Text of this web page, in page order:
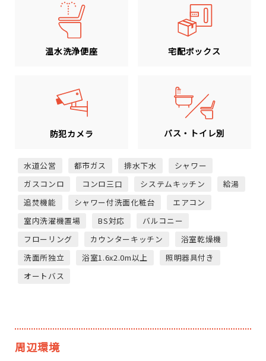
温水洗浄便座 宅配ボックス
防犯カメラ バス・トイレ別
水道公営 都市ガス 排水下水
シャワー
ガスコンロ
コンロ三口 システムキッチン
給湯
追焚機能
シャワー付洗面化粧台
エアコン
室内洗濯機置場
BS対応
バルコニー
フローリング
カウンターキッチン
浴室乾燥機
洗面所独立
浴室1.6x2.0m以上
照明器具付き
オートバス
周辺環境